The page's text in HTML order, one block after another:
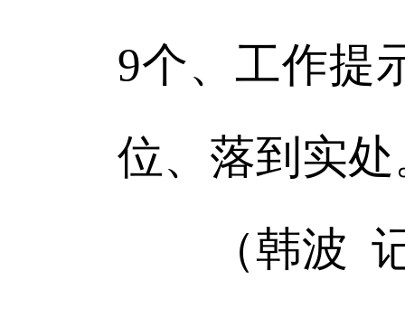
9个、工作提
位、落到实处
（韩波 记